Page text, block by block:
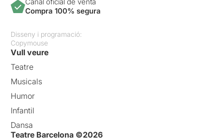
Compra 100% segura
Disseny i programació:
Copymouse
Vull veure
Teatre
Musicals
Humor
Infantil
Dansa
Teatre Barcelona ©2026